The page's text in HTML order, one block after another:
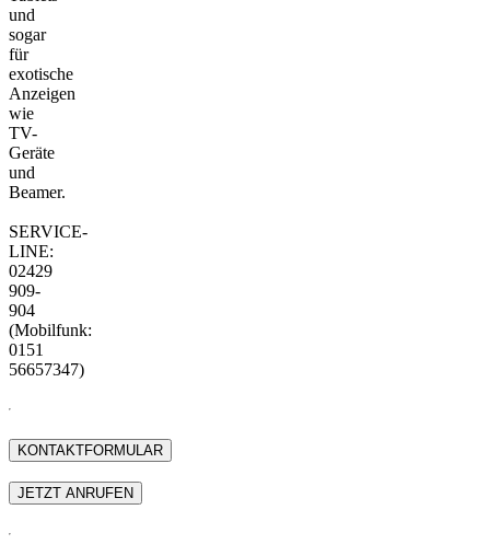
und
sogar
für
exotische
Anzeigen
wie
TV-
Geräte
und
Beamer.
SERVICE-
LINE:
02429
909-
904
(Mobilfunk:
0151
56657347)